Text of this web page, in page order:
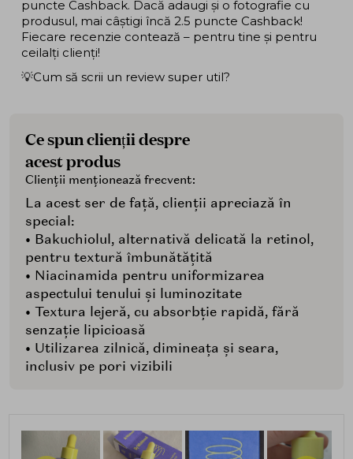
puncte Cashback. Dacă adaugi și o fotografie cu
produsul, mai câștigi încă 2.5 puncte Cashback!
Fiecare recenzie contează – pentru tine și pentru
ceilalți clienți!
💡Cum să scrii un review super util?
Ce spun clienții despre
acest produs
Clienții menționează frecvent:
La acest ser de față, clienții apreciază în
special:
• Bakuchiolul, alternativă delicată la retinol,
pentru textură îmbunătățită
• Niacinamida pentru uniformizarea
aspectului tenului și luminozitate
• Textura lejeră, cu absorbție rapidă, fără
senzație lipicioasă
• Utilizarea zilnică, dimineața și seara,
inclusiv pe pori vizibili